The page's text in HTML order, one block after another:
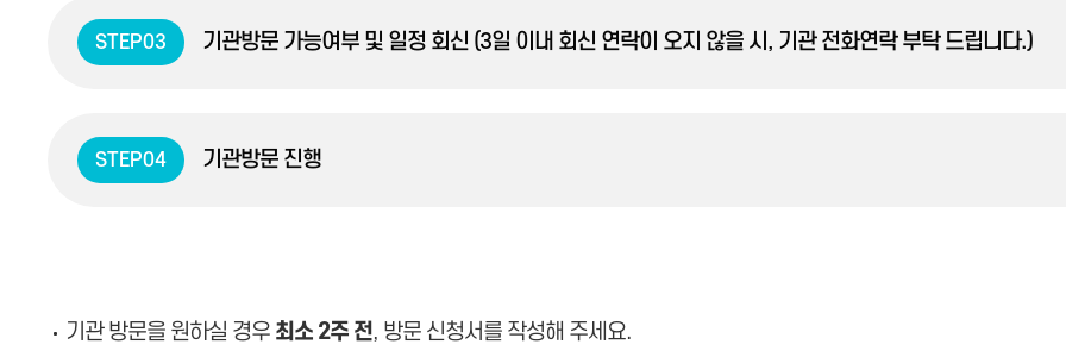
STEP03 기관방문 가능여부 및 일정 회신 (3일 이내 회신 연락이 오지 않을 시, 기관 전화연락 부탁 드립니다.)
STEP04 기관방문 진행
기관 방문을 원하실 경우 최소 2주 전, 방문 신청서를 작성해 주세요.